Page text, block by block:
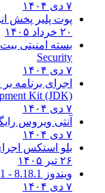
پوت پلیر پخش
بسته امنیتی بیت
Security
اجرای برنامه بر
Kit (JDK)
آنتی ویروس رایگان و
بلو استکس اجرای نرم
ویندوز 8.18.1 - Microsoft Windows 8.1